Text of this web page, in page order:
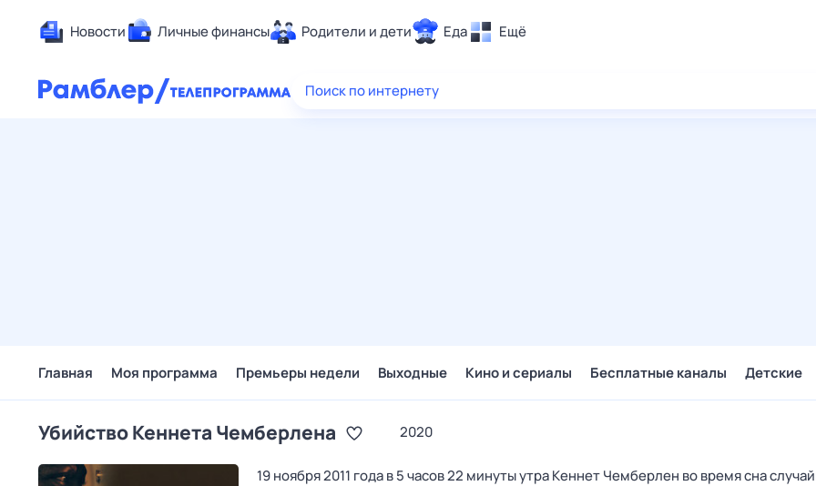
Новости Личные финансы Родители и дети Еда Ещё
Здоровье
Поиск по интернету
Главная Моя программа Премьеры недели Выходные Кино и сериалы Бесплатные каналы Детские
Убийство Кеннета Чемберлена 2020
19 ноября 2011 года в 5 часов 22 минуты утра Кеннет Чемберлен во время сна